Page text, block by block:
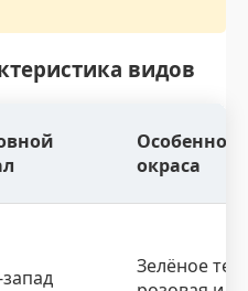
видов
окраса
Зелёное